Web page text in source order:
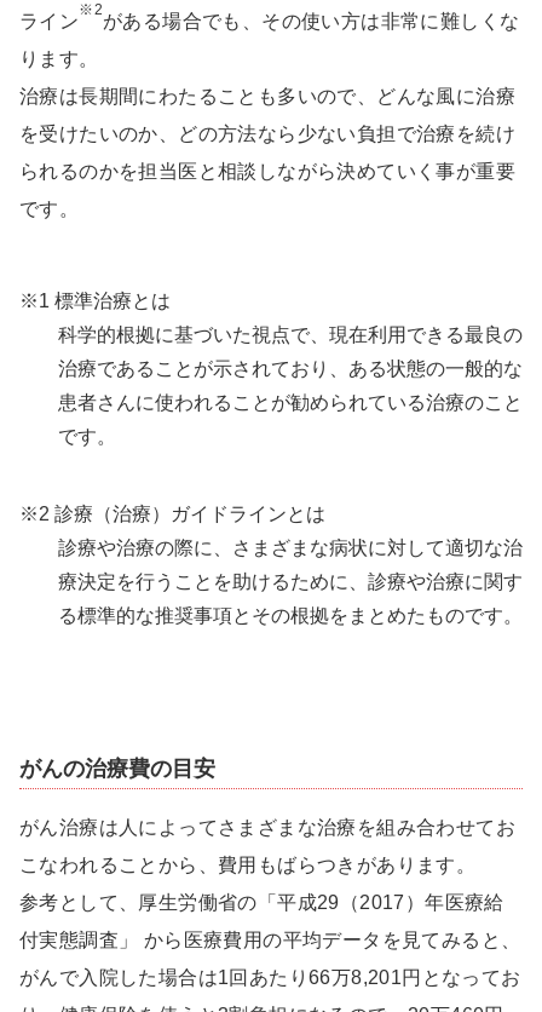
ライン
※2
がある場合でも、その使い方は非常に難しくな
ります。
治療は長期間にわたることも多いので、どんな風に治療
を受けたいのか、どの方法なら少ない負担で治療を続け
られるのかを担当医と相談しながら決めていく事が重要
です。
※1 標準治療とは
科学的根拠に基づいた視点で、現在利用できる最良の
治療であることが示されており、ある状態の一般的な
患者さんに使われることが勧められている治療のこと
です。
※2 診療（治療）ガイドラインとは
診療や治療の際に、さまざまな病状に対して適切な治
療決定を行うことを助けるために、診療や治療に関す
る標準的な推奨事項とその根拠をまとめたものです。
がんの治療費の目安
がん治療は人によってさまざまな治療を組み合わせてお
こなわれることから、費用もばらつきがあります。
参考として、厚生労働省の「平成29（2017）年医療給
付実態調査」 から医療費用の平均データを見てみると、
がんで入院した場合は1回あたり66万8,201円となってお